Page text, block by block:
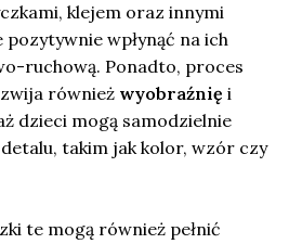
klejem oraz innymi
wpłynąć na ich
ruchową. Ponadto, proces
również wyobraźnię i
dzieci mogą samodzielnie
takim jak kolor, wzór czy
te mogą również pełnić